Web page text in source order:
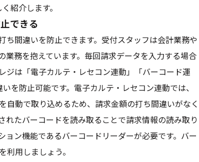
紹介します。
できる
ち間違いを防止できます。受付スタッフは会計業務や
業務を抱えています。毎回請求データを入力する場合
ジは「電子カルテ・レセコン連動」「バーコード運
を防止可能です。電子カルテ・レセコン連動では、
自動で取り込めるため、請求金額の打ち間違いがなく
れたバーコードを読み取ることで請求情報の読み取り
ン機能であるバーコードリーダーが必要です。バー
利用しましょう。